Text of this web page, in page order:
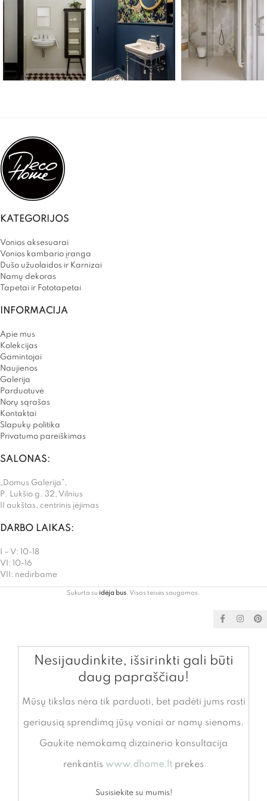
KATEGORIJOS
Vonios aksesuarai
Vonios kambario įranga
Dušo užuolaidos ir Karnizai
Namų dekoras
Tapetai ir Fototapetai
INFORMACIJA
Apie mus
Kolekcijas
Gamintojai
Naujienos
Galerija
Parduotuvė
Norų sąrašas
Kontaktai
Slapukų politika
Privatumo pareiškimas
SALONAS:
„Domus Galerija”,
P. Lukšio g. 32, Vilnius
II aukštas, centrinis įėjimas
DARBO LAIKAS:
I – V: 10-18
VI: 10-16
VII: nedirbame
Sukurta su idėja bus. Visos teisės saugomos.
Nesijaudinkite, išsirinkti gali būti
daug papraščiau!
Mūsų tikslas nėra tik parduoti, bet padėti jums rasti
geriausią sprendimą jūsų voniai ar namų sienoms.
Gaukite nemokamą dizainerio konsultacija
renkantis www.dhome.lt prekes
Susisiekite su mumis!